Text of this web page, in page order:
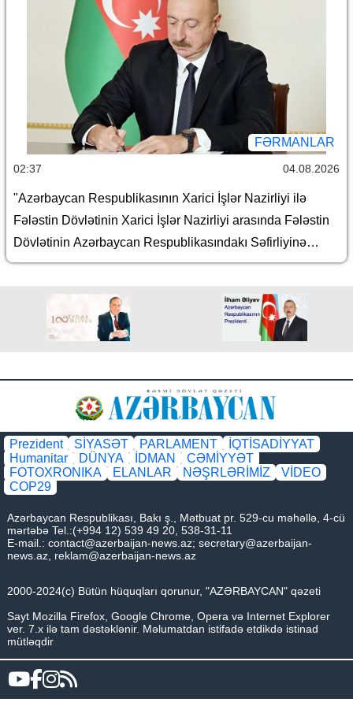
Prezidentinin bəzi fərmanlarında dəyişiklik edilməsi
FƏRMANLAR
02:37 04.08.2026
"Azərbaycan Respublikasının Xarici İşlər Nazirliyi ilə
Fələstin Dövlətinin Xarici İşlər Nazirliyi arasında Fələstin
Dövlətinin Azərbaycan Respublikasındakı Səfirliyinə
maliyyə yardımının göstərilməsi barədə Protokol"un təsdiq
Prezident SİYASƏT PARLAMENT
İQTİSADİYYAT
Humanitar
DÜNYA İDMAN
CƏMİYYƏT
FOTOXRONIKA
ELANLAR NƏŞRLƏRİMİZ
VİDEO
COP29
Azərbaycan Respublikası, Bakı ş., Mətbuat pr. 529-cu məhəllə, 4-cü
mərtəbə Tel.:(+994 12) 539 49 20, 538-31-11
E-mail.: contact@azerbaijan-news.az; secretary@azerbaijan-
news.az, reklam@azerbaijan-news.az
2000-2024(c) Bütün hüquqları qorunur, "AZƏRBAYCAN" qəzeti
Sayt Mozilla Firefox, Google Chrome, Opera və Internet Explorer
ver. 7.x ilə tam dəstəklənir. Məlumatdan istifadə etdikdə istinad
mütləqdir